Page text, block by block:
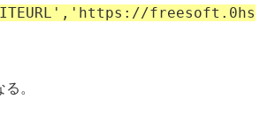
freesoft.0hs
。